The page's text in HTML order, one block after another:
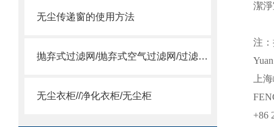
无尘传递窗的使用方法
抛弃式过滤网/抛弃式空气过滤网/过滤送风口/一体式过滤箱
无尘衣柜//净化衣柜/无尘柜
潔
注
上
+86